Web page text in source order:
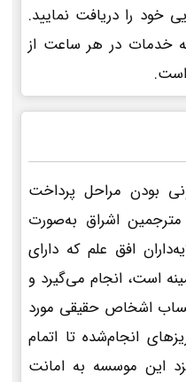
خود را دریافت نمایید.
خدمات در هر ساعت از
است.
بودن مراحل پرداخت
مترجمین اشراق به‌صورت
افق علم که دارای
است، انجام می‌گیرد و
اشخاص حقیقی مورد
انجام‌شده تا اتمام
این موسسه به امانت